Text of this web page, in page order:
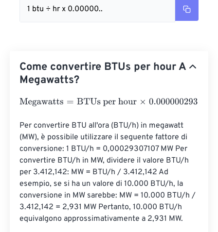
1 btu ÷ hr x 0.00000..
Come convertire BTUs per hour A
Megawatts?
Megawatts=BTUs per hour× 0.0000002931
Per convertire BTU all'ora (BTU/h) in megawatt
(MW), è possibile utilizzare il seguente fattore di
conversione: 1 BTU/h = 0,00029307107 MW Per
convertire BTU/h in MW, dividere il valore BTU/h
per 3.412,142: MW = BTU/h / 3.412,142 Ad
esempio, se si ha un valore di 10.000 BTU/h, la
conversione in MW sarebbe: MW = 10.000 BTU/h /
3.412,142 = 2,931 MW Pertanto, 10.000 BTU/h
equivalgono approssimativamente a 2,931 MW.